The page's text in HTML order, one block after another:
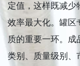
定值，这样既减少
效率最大化。罐区
质的重要一环。
类别、质量级别、